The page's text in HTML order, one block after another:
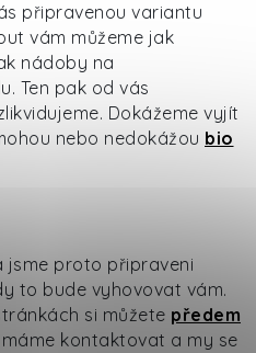
připravenou variantu
vám můžeme jak
nádoby na
Ten pak od vás
Dokážeme vyjít
nebo nedokážou bio
jsme proto připraveni
to bude vyhovovat vám.
si můžete předem
máme kontaktovat a my se